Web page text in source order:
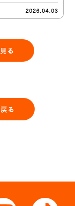
2026.04.03
る
る